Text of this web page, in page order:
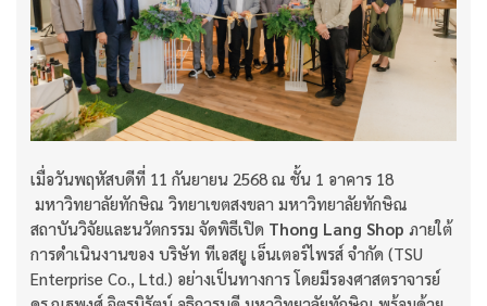
เมื่อวันพฤหัสบดีที่ 11 กันยายน 2568 ณ ชั้น 1 อาคาร 18
มหาวิทยาลัยทักษิณ วิทยาเขตสงขลา มหาวิทยาลัยทักษิณ
สถาบันวิจัยและนวัตกรรม จัดพิธีเปิด Thong Lang Shop ภายใต้
การดำเนินงานของ บริษัท ทีเอสยู เอ็นเตอร์ไพรส์ จำกัด (TSU
Enterprise Co., Ltd.) อย่างเป็นทางการ โดยมีรองศาสตราจารย์